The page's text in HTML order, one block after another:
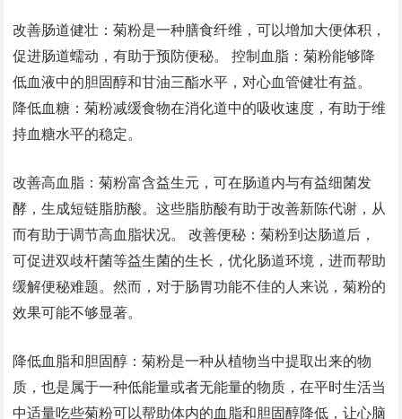
改善肠道健壮：菊粉是一种膳食纤维，可以增加大便体积，
促进肠道蠕动，有助于预防便秘。 控制血脂：菊粉能够降
低血液中的胆固醇和甘油三酯水平，对心血管健壮有益。
降低血糖：菊粉减缓食物在消化道中的吸收速度，有助于维
持血糖水平的稳定。
改善高血脂：菊粉富含益生元，可在肠道内与有益细菌发
酵，生成短链脂肪酸。这些脂肪酸有助于改善新陈代谢，从
而有助于调节高血脂状况。 改善便秘：菊粉到达肠道后，
可促进双歧杆菌等益生菌的生长，优化肠道环境，进而帮助
缓解便秘难题。然而，对于肠胃功能不佳的人来说，菊粉的
效果可能不够显著。
降低血脂和胆固醇：菊粉是一种从植物当中提取出来的物
质，也是属于一种低能量或者无能量的物质，在平时生活当
中适量吃些菊粉可以帮助体内的血脂和胆固醇降低，让心脑